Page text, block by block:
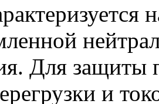
Для защиты
и